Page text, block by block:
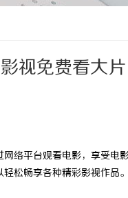
视免费看大片
络平台观看电影，享受
松畅享各种精彩影视作